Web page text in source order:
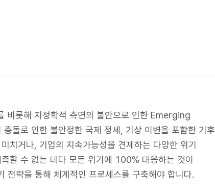
비롯해 지정학적 측면의 불안으로 인한 Emerging
돌로 인한 불안정한 국제 정세, 기상 이변을 포함한 기후
치거나, 기업의 지속가능성을 견제하는 다양한 위기
할 수 없는 데다 모든 위기에 100% 대응하는 것이
전략을 통해 체계적인 프로세스를 구축해야 합니다.